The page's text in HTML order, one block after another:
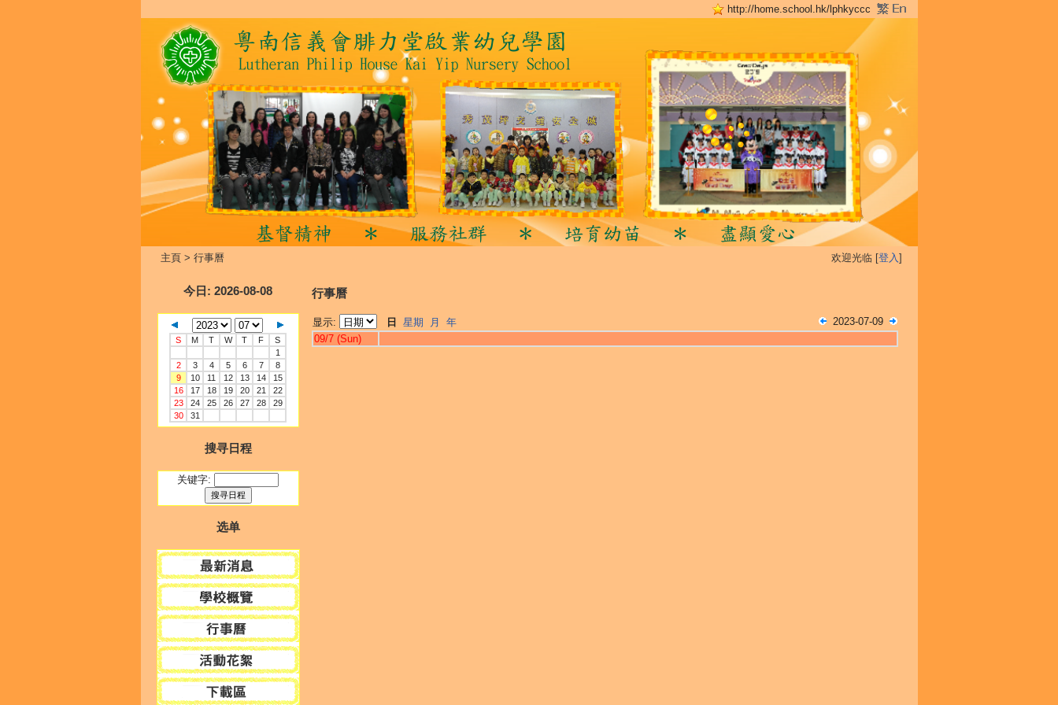
http://home.school.hk/lphkyccc
主頁> 行事曆 欢迎光临 [登入]
今日 : 2026-08-08
S M T W T F
S
1
2
3 4 5 6 7
8
9
10 11 12 13 14
15
16
17 18 19 20 21
22
23
24 25 26 27 28
29
30
31
搜寻日程
关键字:
选单
行事曆
显示: 日 星期 月 年
2023-07-09
09/7 (Sun)